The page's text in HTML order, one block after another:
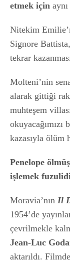
etmek için
Nitekim
Signore
tekrar
Molteni’nin
alarak gittiği
muhteşem
kazasıyla ölüm
Penelope
işlemek
Moravia’nın Il
1954’de
çevrilmekle
Jean-Luc
aktarıldı.